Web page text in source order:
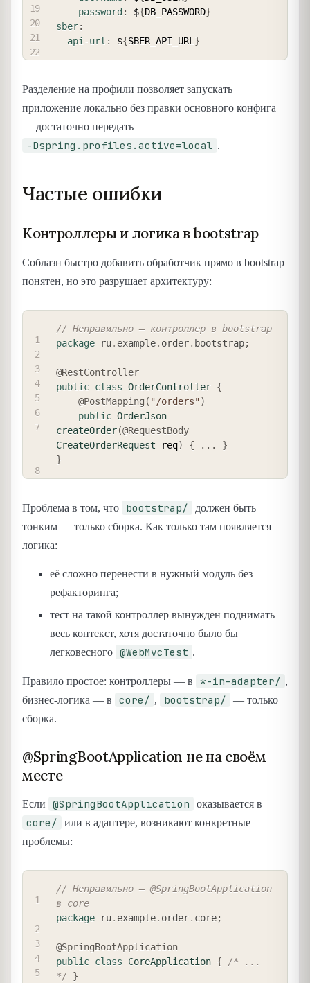
password : ${DB_PASSWORD}
sber:
api-url : ${SBER_API_URL }
Разделение на профили позволяет запускать
приложение локально без правки основного конфига
— достаточно передать
-Dspring.profiles.active=local .
Частые ошибки
Контроллеры и логика в bootstrap
Соблазн быстро добавить обработчик прямо в bootstrap
понятен, но это разрушает архитектуру:
// Неправильно — контроллер в bootstrap
package
ru. example. order. bootstrap;
@RestController
public class OrderController {
@PostMapping ( "/orders")
public OrderJson
createOrder(@RequestBody
CreateOrderRequest req) { . . .
}
}
Проблема в том, что bootstrap/
должен быть
тонким — только сборка. Как только там появляется
логика:
её сложно перенести в нужный модуль без
рефакторинга;
тест на такой контроллер вынужден поднимать
весь контекст, хотя достаточно было бы
легковесного @WebMvcTest .
Правило простое: контроллеры — в *-in-adapter/ ,
бизнес-логика — в
core/ , bootstrap/
— только
сборка.
@SpringBootApplication не на своём
месте
Если @SpringBootApplication оказывается в
core/
или в адаптере, возникают конкретные
проблемы:
// Неправильно — @SpringBootApplication
в core
package
ru. example. order. core;
@SpringBootApplication
public class CoreApplication {
/* ...
*/
}
COPY